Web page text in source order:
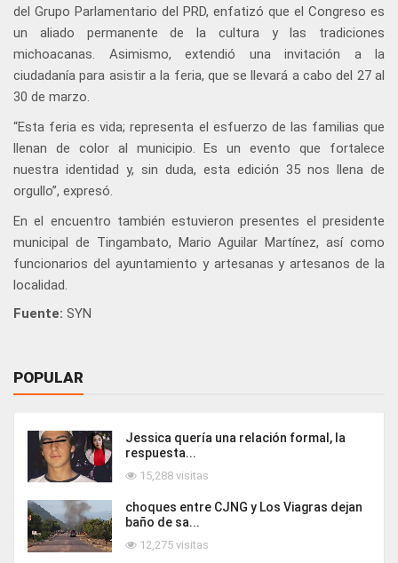
del Grupo Parlamentario del PRD, enfatizó que el Congreso es
un aliado permanente de la cultura y las tradiciones
michoacanas. Asimismo, extendió una invitación a la
ciudadanía para asistir a la feria, que se llevará a cabo del 27 al
30 de marzo.
“Esta feria es vida; representa el esfuerzo de las familias que
llenan de color al municipio. Es un evento que fortalece
nuestra identidad y, sin duda, esta edición 35 nos llena de
orgullo”, expresó.
En el encuentro también estuvieron presentes el presidente
municipal de Tingambato, Mario Aguilar Martínez, así como
funcionarios del ayuntamiento y artesanas y artesanos de la
localidad.
Fuente: SYN
POPULAR
Jessica quería una relación formal, la
respuesta...
15,288 visitas
choques entre CJNG y Los Viagras dejan
baño de sa...
12,275 visitas